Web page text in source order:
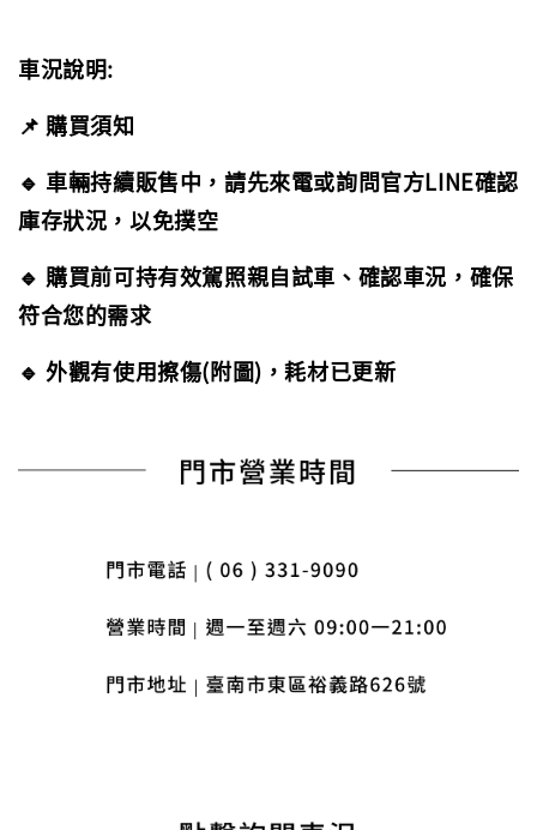
車況說明:
📌 購買須知
🔹 車輛持續販售中，請先來電或詢問官方LINE確認
庫存狀況，以免撲空
🔹 購買前可持有效駕照親自試車、確認車況，確保
符合您的需求
🔹 外觀有使用擦傷(附圖)，耗材已更新